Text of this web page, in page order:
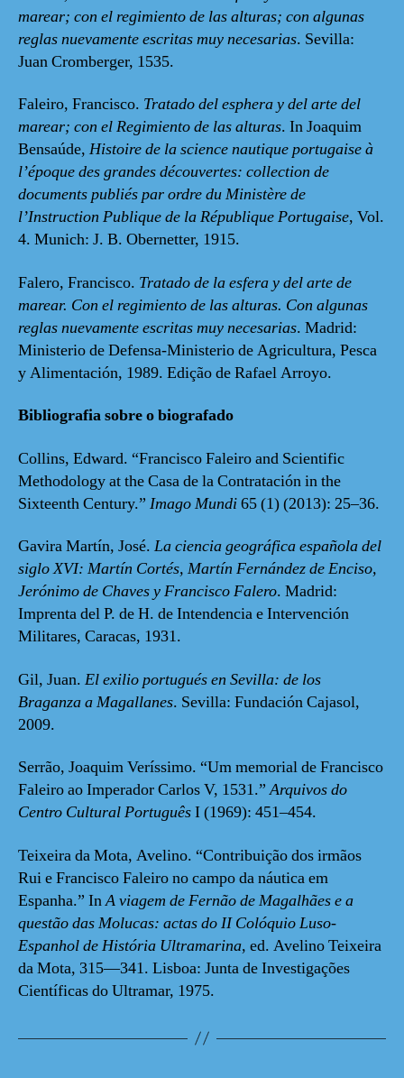
marear; con el regimiento de las alturas; con algunas
reglas nuevamente escritas muy necesarias. Sevilla:
Juan Cromberger, 1535.
Faleiro, Francisco. Tratado del esphera y del arte del
marear; con el Regimiento de las alturas. In Joaquim
Bensaúde, Histoire de la science nautique portugaise à
l’époque des grandes découvertes: collection de
documents publiés par ordre du Ministère de
l’Instruction Publique de la République Portugaise, Vol.
4. Munich: J. B. Obernetter, 1915.
Falero, Francisco. Tratado de la esfera y del arte de
marear. Con el regimiento de las alturas. Con algunas
reglas nuevamente escritas muy necesarias. Madrid:
Ministerio de Defensa-Ministerio de Agricultura, Pesca
y Alimentación, 1989. Edição de Rafael Arroyo.
Bibliografia sobre o biografado
Collins, Edward. “Francisco Faleiro and Scientific
Methodology at the Casa de la Contratación in the
Sixteenth Century.” Imago Mundi65 (1) (2013): 25–36.
Gavira Martín, José. La ciencia geográfica española del
siglo XVI: Martín Cortés, Martín Fernández de Enciso,
Jerónimo de Chaves y Francisco Falero. Madrid:
Imprenta del P. de H. de Intendencia e Intervención
Militares, Caracas, 1931.
Gil, Juan. El exilio portugués en Sevilla: de los
Braganza a Magallanes. Sevilla: Fundación Cajasol,
2009.
Serrão, Joaquim Veríssimo. “Um memorial de Francisco
Faleiro ao Imperador Carlos V, 1531.”Arquivos do
Centro Cultural PortuguêsI (1969): 451–454.
Teixeira da Mota, Avelino. “Contribuição dos irmãos
Rui e Francisco Faleiro no campo da náutica em
Espanha.” InA viagem de Fernão de Magalhães e a
questão das Molucas: actas do II Colóquio Luso-
Espanhol de História Ultramarina, ed. Avelino Teixeira
da Mota, 315—341. Lisboa: Junta de Investigações
Científicas do Ultramar, 1975.